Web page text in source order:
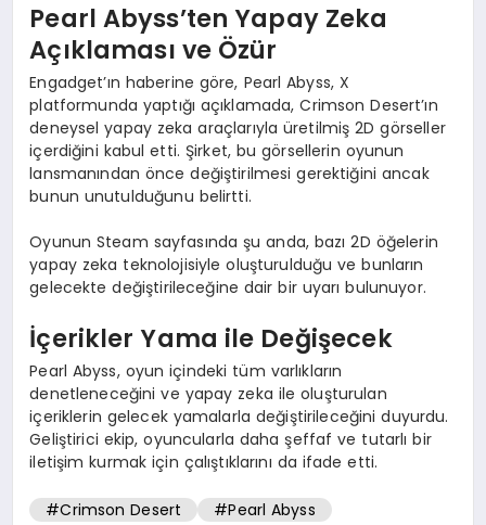
Pearl Abyss’ten Yapay Zeka
Açıklaması ve Özür
Engadget’ın haberine göre, Pearl Abyss, X
platformunda yaptığı açıklamada, Crimson Desert’ın
deneysel yapay zeka araçlarıyla üretilmiş 2D görseller
içerdiğini kabul etti. Şirket, bu görsellerin oyunun
lansmanından önce değiştirilmesi gerektiğini ancak
bunun unutulduğunu belirtti.
Oyunun Steam sayfasında şu anda, bazı 2D öğelerin
yapay zeka teknolojisiyle oluşturulduğu ve bunların
gelecekte değiştirileceğine dair bir uyarı bulunuyor.
İçerikler Yama ile Değişecek
Pearl Abyss, oyun içindeki tüm varlıkların
denetleneceğini ve yapay zeka ile oluşturulan
içeriklerin gelecek yamalarla değiştirileceğini duyurdu.
Geliştirici ekip, oyuncularla daha şeffaf ve tutarlı bir
iletişim kurmak için çalıştıklarını da ifade etti.
#Crimson Desert #Pearl Abyss